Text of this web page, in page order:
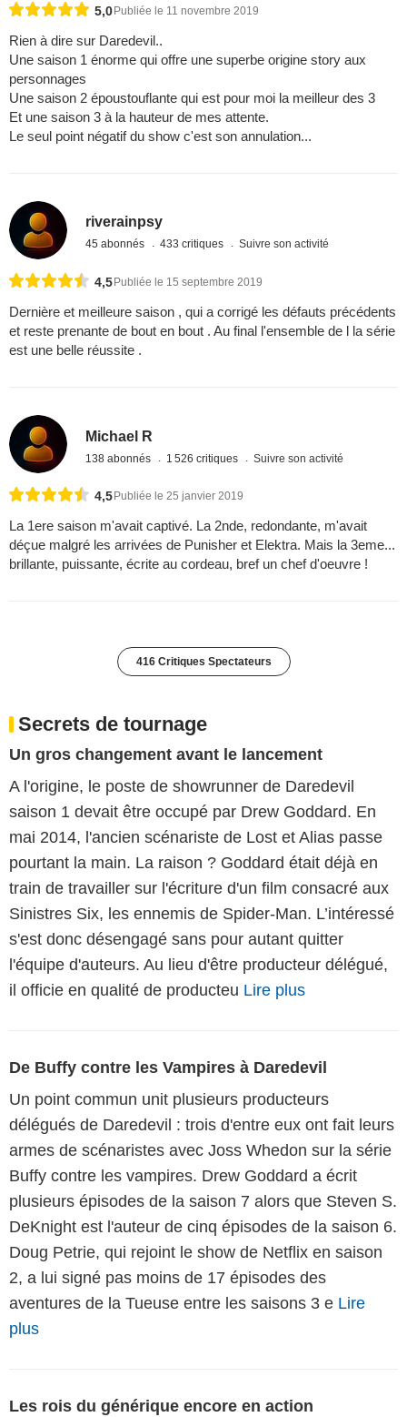
5,0Publiée le 11 novembre 2019
Rien à dire sur Daredevil..
Une saison 1 énorme qui offre une superbe origine story aux
personnages
Une saison 2 époustouflante qui est pour moi la meilleur des 3
Et une saison 3 à la hauteur de mes attente.
Le seul point négatif du show c'est son annulation...
riverainpsy
45 abonnés 433 critiques Suivre son activité
4,5 Publiée le 15 septembre 2019
Dernière et meilleure saison , qui a corrigé les défauts précédents
et reste prenante de bout en bout . Au final l'ensemble de l la série
est une belle réussite .
Michael R
138 abonnés 1 526 critiques Suivre son activité
4,5 Publiée le 25 janvier 2019
La 1ere saison m'avait captivé. La 2nde, redondante, m'avait
déçue malgré les arrivées de Punisher et Elektra. Mais la 3eme...
brillante, puissante, écrite au cordeau, bref un chef d'oeuvre !
416 Critiques Spectateurs
Secrets de tournage
Un gros changement avant le lancement
A l'origine, le poste de showrunner de Daredevil
saison 1 devait être occupé par Drew Goddard. En
mai 2014, l'ancien scénariste de Lost et Alias passe
pourtant la main. La raison ? Goddard était déjà en
train de travailler sur l'écriture d'un film consacré aux
Sinistres Six, les ennemis de Spider-Man. L’intéressé
s'est donc désengagé sans pour autant quitter
l'équipe d'auteurs. Au lieu d'être producteur délégué,
il officie en qualité de producteu Lire plus
De Buffy contre les Vampires à Daredevil
Un point commun unit plusieurs producteurs
délégués de Daredevil : trois d'entre eux ont fait leurs
armes de scénaristes avec Joss Whedon sur la série
Buffy contre les vampires. Drew Goddard a écrit
plusieurs épisodes de la saison 7 alors que Steven S.
DeKnight est l'auteur de cinq épisodes de la saison 6.
Doug Petrie, qui rejoint le show de Netflix en saison
2, a lui signé pas moins de 17 épisodes des
aventures de la Tueuse entre les saisons 3 e Lire
plus
Les rois du générique encore en action